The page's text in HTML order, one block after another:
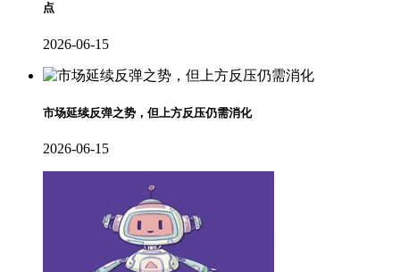
点
2026-06-15
市场延续反弹之势，但上方反压仍需消化
2026-06-15